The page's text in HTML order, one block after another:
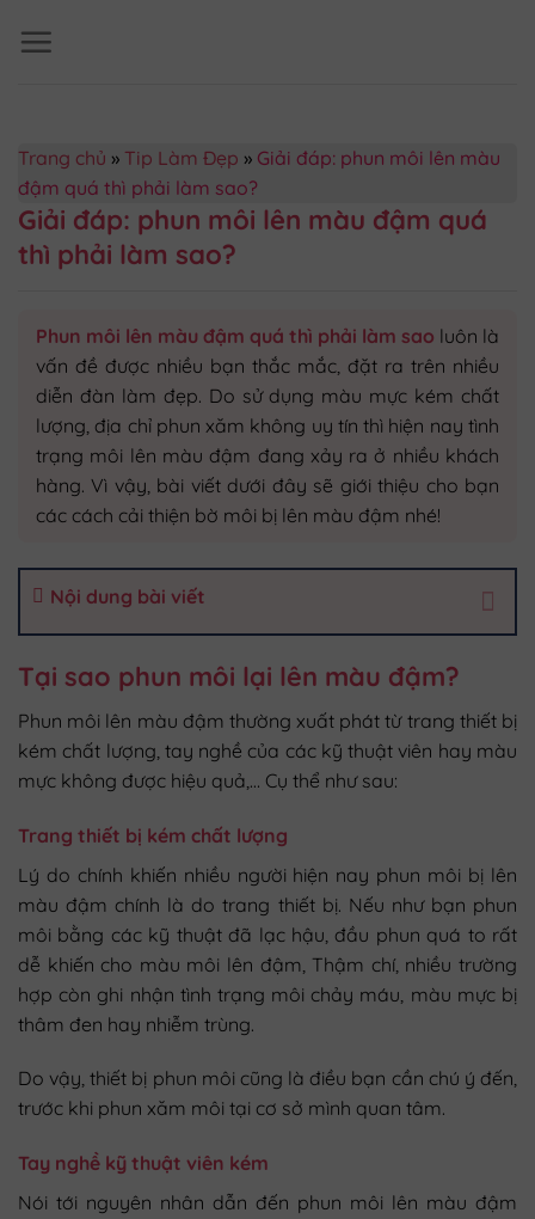
Trang chủ » Tip Làm Đẹp » Giải đáp: phun môi lên màu
đậm quá thì phải làm sao?
Giải đáp: phun môi lên màu đậm quá
thì phải làm sao?
Phun môi lên màu đậm quá thì phải làm sao luôn là
vấn đề được nhiều bạn thắc mắc, đặt ra trên nhiều
diễn đàn làm đẹp. Do sử dụng màu mực kém chất
lượng, địa chỉ phun xăm không uy tín thì hiện nay tình
trạng môi lên màu đậm đang xảy ra ở nhiều khách
hàng. Vì vậy, bài viết dưới đây sẽ giới thiệu cho bạn
các cách cải thiện bờ môi bị lên màu đậm nhé!
Nội dung bài viết
Tại sao phun môi lại lên màu đậm?
Phun môi lên màu đậm thường xuất phát từ trang thiết bị
kém chất lượng, tay nghề của các kỹ thuật viên hay màu
mực không được hiệu quả,… Cụ thể như sau:
Trang thiết bị kém chất lượng
Lý do chính khiến nhiều người hiện nay phun môi bị lên
màu đậm chính là do trang thiết bị. Nếu như bạn phun
môi bằng các kỹ thuật đã lạc hậu, đầu phun quá to rất
dễ khiến cho màu môi lên đậm, Thậm chí, nhiều trường
hợp còn ghi nhận tình trạng môi chảy máu, màu mực bị
thâm đen hay nhiễm trùng.
Do vậy, thiết bị phun môi cũng là điều bạn cần chú ý đến,
trước khi phun xăm môi tại cơ sở mình quan tâm.
Tay nghề kỹ thuật viên kém
Nói tới nguyên nhân dẫn đến phun môi lên màu đậm